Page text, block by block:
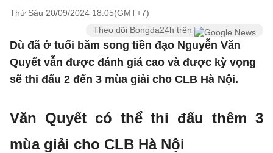
Thứ Sáu 20/09/2024 18:05(GMT+7)
Theo dõi Bongda24h trên
Dù đã ở tuổi băm song tiền đạo Nguyễn Văn
Quyết vẫn được đánh giá cao và được kỳ vọng
sẽ thi đấu 2 đến 3 mùa giải cho CLB Hà Nội.
Văn Quyết có thể thi đấu thêm 3
mùa giải cho CLB Hà Nội